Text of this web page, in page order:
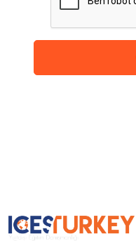
Amerika
Avusturya